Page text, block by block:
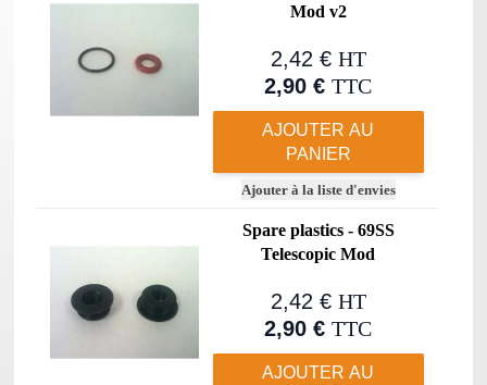
Mod v2
2,42 € HT
2,90 € TTC
AJOUTER AU
PANIER
Ajouter à la liste d'envies
Spare plastics - 69SS
Telescopic Mod
2,42 € HT
2,90 € TTC
AJOUTER AU